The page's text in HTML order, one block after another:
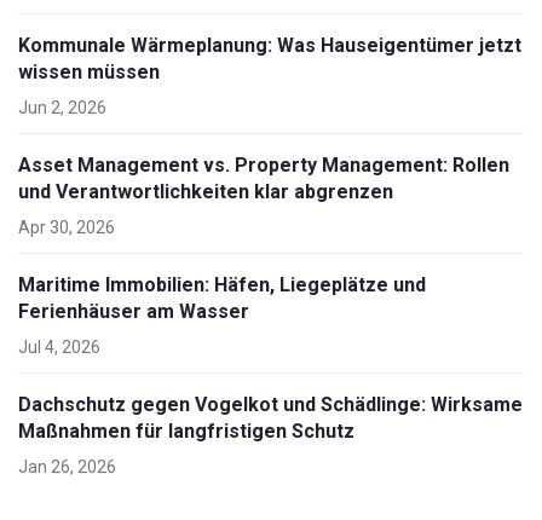
Kommunale Wärmeplanung: Was Hauseigentümer jetzt
wissen müssen
Jun 2, 2026
Asset Management vs. Property Management: Rollen
und Verantwortlichkeiten klar abgrenzen
Apr 30, 2026
Maritime Immobilien: Häfen, Liegeplätze und
Ferienhäuser am Wasser
Jul 4, 2026
Dachschutz gegen Vogelkot und Schädlinge: Wirksame
Maßnahmen für langfristigen Schutz
Jan 26, 2026